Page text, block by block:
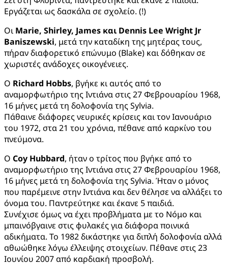
Εργάζεται ως δασκάλα σε σχολείο. (!)
Οι Marie, Shirley, James και Dennis Lee Wright Jr
Baniszewski, μετά την καταδίκη της μητέρας τους,
πήραν διαφορετικό επώνυμο (Blake) και δόθηκαν σε
χωριστές ανάδοχες οικογένειες.
Ο Richard Hobbs, βγήκε κι αυτός από το
αναμορφωτήριο της Ιντιάνα στις 27 Φεβρουαρίου 1968,
16 μήνες μετά τη δολοφονία της Sylvia.
Πάθαινε διάφορες νευρικές κρίσεις και τον Ιανουάριο
του 1972, στα 21 του χρόνια, πέθανε από καρκίνο του
πνεύμονα.
Ο Coy Hubbard, ήταν ο τρίτος που βγήκε από το
αναμορφωτήριο της Ιντιάνα στις 27 Φεβρουαρίου 1968,
16 μήνες μετά τη δολοφονία της Sylvia. Ήταν ο μόνος
που παρέμεινε στην Ιντιάνα και δεν θέλησε να αλλάξει το
όνομα του. Παντρεύτηκε και έκανε 5 παιδιά.
Συνέχισε όμως να έχει προβλήματα με το Νόμο και
μπαινόβγαινε στις φυλακές για διάφορα ποινικά
αδικήματα. Το 1982 δικάστηκε για διπλή δολοφονία αλλά
αθωώθηκε λόγω έλλειψης στοιχείων. Πέθανε στις 23
Ιουνίου 2007 από καρδιακή προσβολή.